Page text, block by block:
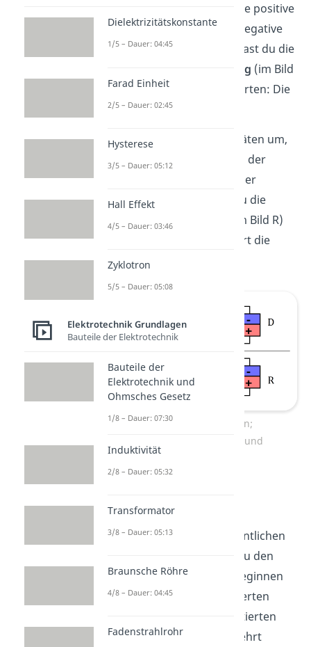
Wenn du an der Anode eine positive
und an der Kathode eine negative
Spannung anlegst, dann hast du die
Durchlassrichtung (im Bild
D) gepolt. Mit anderen Worten: Die
Diode ist leitend.
Drehst du aber die Polaritäten um,
das heißt die Spannung an der
Anode ist negativ und an der
Kathode positiv, so hast du die
Diode in
Sperrrichtung
(im Bild R)
gepolt. In diesem Fall sperrt die
Diode.
Dioden Schaltzeichen;
Durchlassrichtung (D) und
Sperrrichtung (R).
Diode Funktion
Die Diode ist also im Wesentlichen
ein p-n-Übergang. Wenn du den
Übergang in Ruhe lässt, beginnen
Elektronenvon der n-dotierten
Seite in Richtung der p-dotierten
Seite zu wandern. Umgekehrt
Dielektrizitätskonstante
1/5 – Dauer: 04:45
Farad Einheit
2/5 – Dauer: 02:45
Hysterese
3/5 – Dauer: 05:12
Hall Effekt
4/5 – Dauer: 03:46
Zyklotron
5/5 – Dauer: 05:08
Elektrotechnik Grundlagen
Bauteile der Elektrotechnik
Bauteile der
Elektrotechnik und
Ohmsches Gesetz
1/8 – Dauer: 07:30
Induktivität
2/8 – Dauer: 05:32
Transformator
3/8 – Dauer: 05:13
Braunsche Röhre
4/8 – Dauer: 04:45
Fadenstrahlrohr